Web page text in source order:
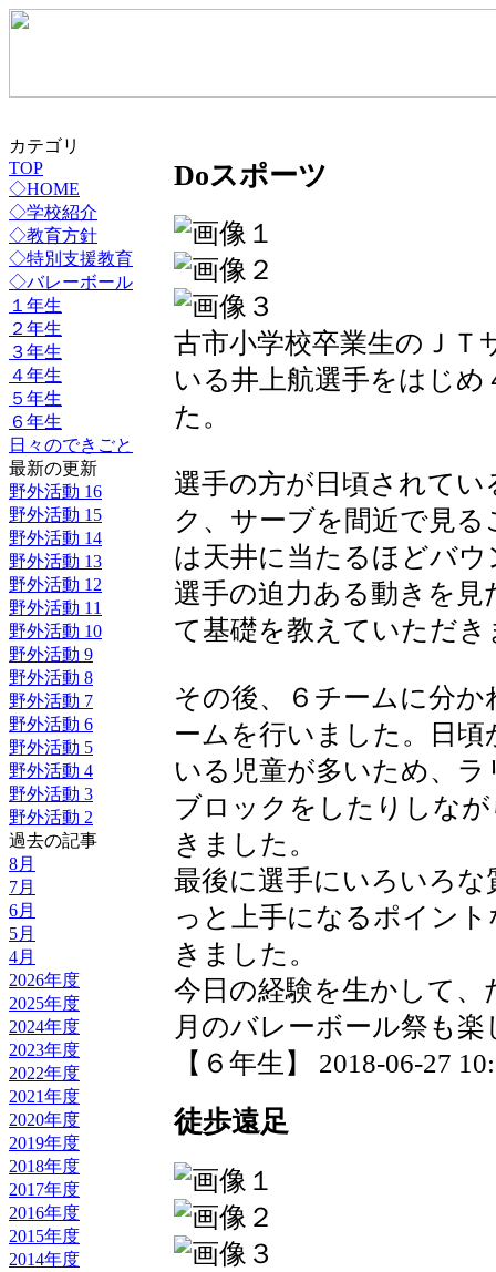
カテゴリ
TOP
◇HOME
◇学校紹介
◇教育方針
◇特別支援教育
◇バレーボール
１年生
２年生
３年生
４年生
５年生
６年生
日々のできごと
最新の更新
野外活動 16
野外活動 15
野外活動 14
野外活動 13
野外活動 12
野外活動 11
野外活動 10
野外活動 9
野外活動 8
野外活動 7
野外活動 6
野外活動 5
野外活動 4
野外活動 3
野外活動 2
過去の記事
8月
7月
6月
5月
4月
2026年度
2025年度
2024年度
2023年度
2022年度
2021年度
2020年度
2019年度
2018年度
2017年度
2016年度
2015年度
2014年度
Doスポーツ
古市小学校卒業生のＪ
いる井上航選手をはじ
た。
選手の方が日頃されて
ク、サーブを間近で見
は天井に当たるほどバ
選手の迫力ある動きを
て基礎を教えていただき
その後、６チームに分
ームを行いました。日
いる児童が多いため、
ブロックをしたりしな
きました。
最後に選手にいろいろ
っと上手になるポイン
きました。
今日の経験を生かして
月のバレーボール祭も
【６年生】 2018-06-27
徒歩遠足